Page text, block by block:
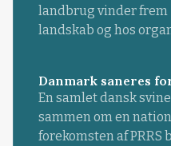
landbrug vinder frem
landskab og hos
Danmark saneres
En samlet dansk
sammen om en
forekomsten af PRRS